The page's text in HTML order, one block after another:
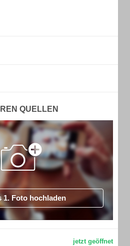
QUELLEN
1. Foto hochladen